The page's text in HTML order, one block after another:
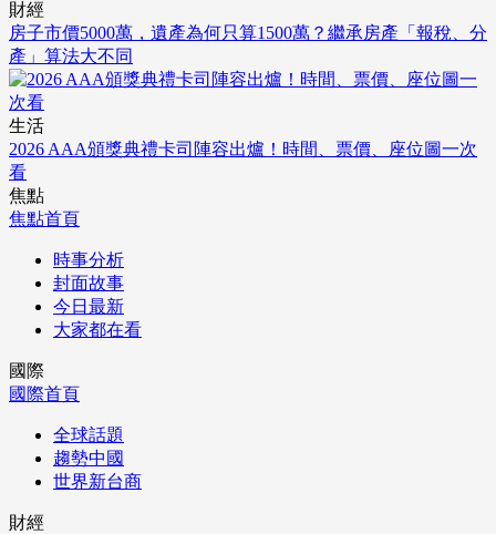
財經
房子市價5000萬，遺產為何只算1500萬？繼承房產「報稅、分
產」算法大不同
生活
2026 AAA頒獎典禮卡司陣容出爐！時間、票價、座位圖一次
看
焦點
焦點首頁
時事分析
封面故事
今日最新
大家都在看
國際
國際首頁
全球話題
趨勢中國
世界新台商
財經